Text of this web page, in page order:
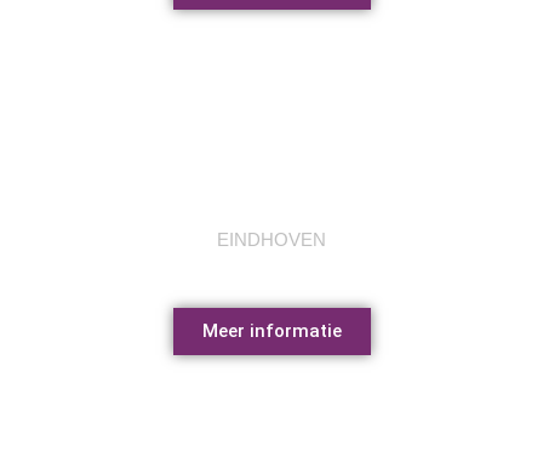
EINDHOVEN
Meer informatie